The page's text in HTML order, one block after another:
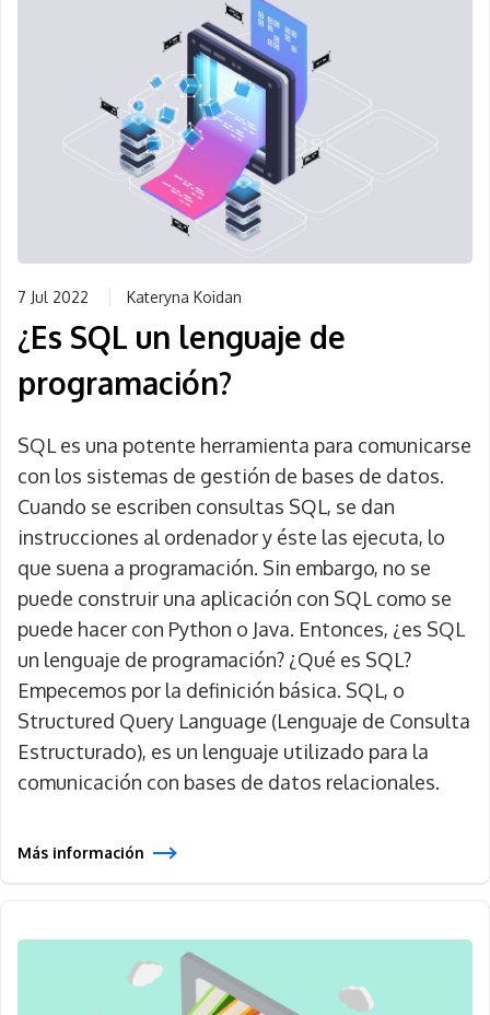
7 Jul 2022 Kateryna Koidan
¿Es SQL un lenguaje de
programación?
SQL es una potente herramienta para comunicarse
con los sistemas de gestión de bases de datos.
Cuando se escriben consultas SQL, se dan
instrucciones al ordenador y éste las ejecuta, lo
que suena a programación. Sin embargo, no se
puede construir una aplicación con SQL como se
puede hacer con Python o Java. Entonces, ¿es SQL
un lenguaje de programación? ¿Qué es SQL?
Empecemos por la definición básica. SQL, o
Structured Query Language (Lenguaje de Consulta
Estructurado), es un lenguaje utilizado para la
comunicación con bases de datos relacionales.
Más información